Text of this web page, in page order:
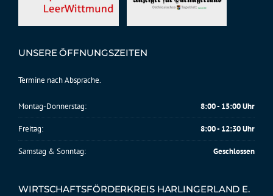
UNSERE ÖFFNUNGSZEITEN
Termine nach Absprache.
Montag-Donnerstag: 8:00 - 15:00 Uhr
Freitag: 8:00 - 12:30 Uhr
Samstag & Sonntag: Geschlossen
WIRTSCHAFTSFÖRDERKREIS HARLINGERLAND E.